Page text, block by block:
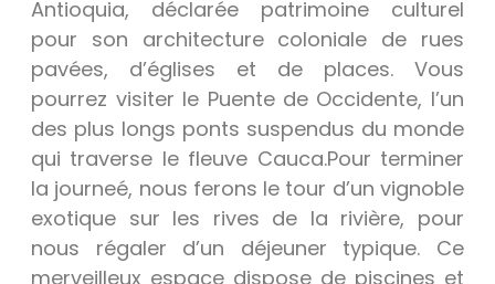
Antioquia, déclarée patrimoine culturel
pour son architecture coloniale de rues
pavées, d’églises et de places. Vous
pourrez visiter le Puente de Occidente, l’un
des plus longs ponts suspendus du monde
qui traverse le fleuve Cauca.Pour terminer
la journeé, nous ferons le tour d’un vignoble
exotique sur les rives de la rivière, pour
nous régaler d’un déjeuner typique. Ce
merveilleux espace dispose de piscines et